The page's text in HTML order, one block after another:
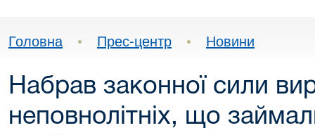
Головна • Прес-центр • Новини
Набрав законної сили
неповнолітніх, що